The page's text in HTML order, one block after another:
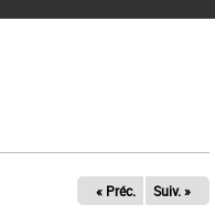
« Préc. Suiv. »